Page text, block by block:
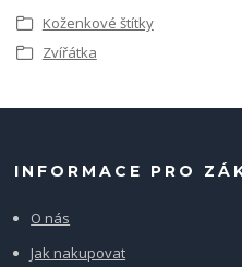
Koženkové štítky
Zvířátka
INFORMACE PRO
O nás
Jak nakupovat